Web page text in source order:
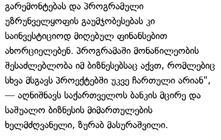
გარემონტებას და პროგრამული
უზრუნველყოფის გაუმჯობესებას კი
საინვესტიციოდ მიღებულ ფინანსებით
ახორციელებენ. პროგრამაში მონაწილეობის
შესაძლებლობა იმ ბიზნესებსაც აქვთ, რომლებიც
სხვა მსგავს პროექტებში უკვე ჩართული არიან",
— აღნიშნავს საქართველოს ბანკის მცირე და
საშუალო ბიზნესის მიმართულების
ხელმძღვანელი, ზურაბ მასურაშვილი.